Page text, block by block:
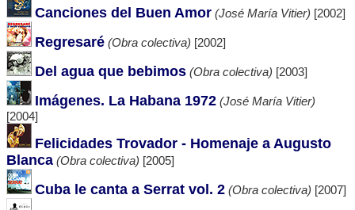
Canciones del Buen Amor (José María Vitier) [2002]
Regresaré (Obra colectiva) [2002]
Del agua que bebimos (Obra colectiva) [2003]
Imágenes. La Habana 1972 (José María Vitier)
[2004]
Felicidades Trovador - Homenaje a Augusto
Blanca (Obra colectiva) [2005]
Cuba le canta a Serrat vol. 2 (Obra colectiva) [2007]